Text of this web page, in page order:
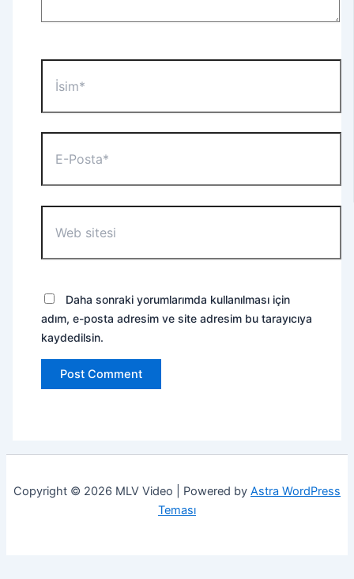
Posta*
sitesi
Daha sonraki yorumlarımda kullanılması için
adım, e-posta adresim ve site adresim bu tarayıcıya
kaydedilsin.
Copyright © 2026 MLV Video | Powered by Astra WordPress
Teması